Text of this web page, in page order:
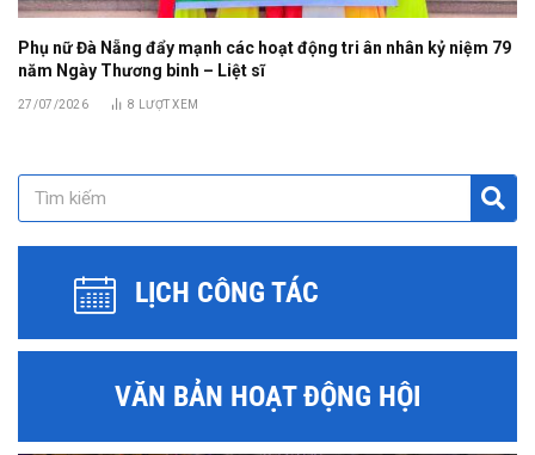
Phụ nữ Đà Nẵng đẩy mạnh các hoạt động tri ân nhân kỷ niệm 79
năm Ngày Thương binh – Liệt sĩ
27/07/2026 8 LƯỢT XEM
LỊCH CÔNG TÁC
VĂN BẢN HOẠT ĐỘNG HỘI